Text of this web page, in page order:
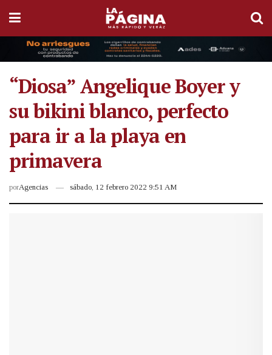
“Diosa” Angelique Boyer y
su bikini blanco, perfecto
para ir a la playa en
primavera
porAgencias sábado, 12 febrero 2022 9:51 AM